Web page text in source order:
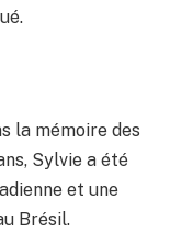
la mémoire des
Sylvie a été
et une
Brésil.